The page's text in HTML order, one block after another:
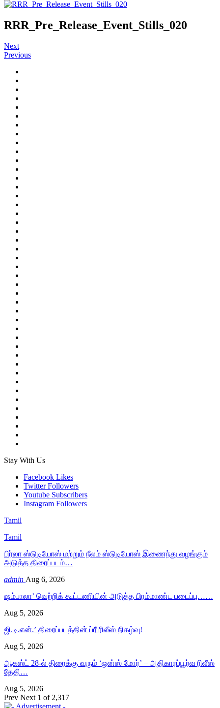
RRR_Pre_Release_Event_Stills_020
Next
Previous
Stay With Us
Facebook Likes
Twitter Followers
Youtube Subscribers
Instagram Followers
Tamil
Tamil
பிர்லா ஸ்டுடியோஸ் மற்றும் நீலம் ஸ்டுடியோஸ் இணைந்து வழங்கும்
அடுத்த திரைப்படம்…
admin Aug 6, 2026
ஷம்பாலா’ வெற்றிக் கூட்டணியின் அடுத்த பிரம்மாண்ட படைப்பு……
Aug 5, 2026
ஜி.டி.என்.’ திரைப்படத்தின் ப்ரீ ரிலீஸ் நிகழ்வு!
Aug 5, 2026
ஆகஸ்ட் 28-ல் திரைக்கு வரும் ‘ஒன்ஸ் மோர்’ – அதிகாரப்பூர்வ ரிலீஸ்
தேதி…
Aug 5, 2026
Prev Next 1 of 2,317